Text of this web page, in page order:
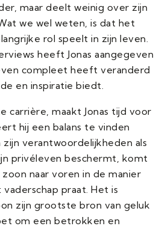
maar deelt weinig over zijn
we wel weten, is dat het
rol speelt in zijn leven.
heeft Jonas aangegeven
compleet heeft veranderd
en inspiratie biedt.
carrière, maakt Jonas tijd voor
hij een balans te vinden
zijn verantwoordelijkheden als
privéleven beschermt, komt
naar voren in de manier
praat. Het is
zijn grootste bron van geluk
om een betrokken en